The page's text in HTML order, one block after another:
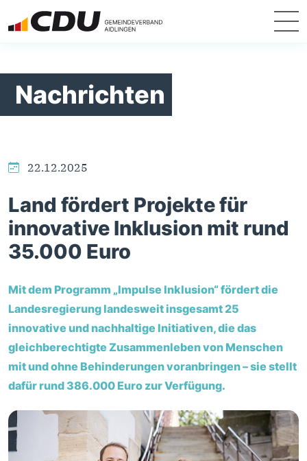
Nachrichten
22.12.2025
Land fördert Projekte für
innovative Inklusion mit rund
35.000 Euro
Mit dem Programm „Impulse Inklusion“ fördert die
Landesregierung landesweit insgesamt 25
innovative und nachhaltige Initiativen, die das
gleichberechtigte Zusammenleben von Menschen
mit und ohne Behinderungen voranbringen – sie stellt
dafür rund 386.000 Euro zur Verfügung.